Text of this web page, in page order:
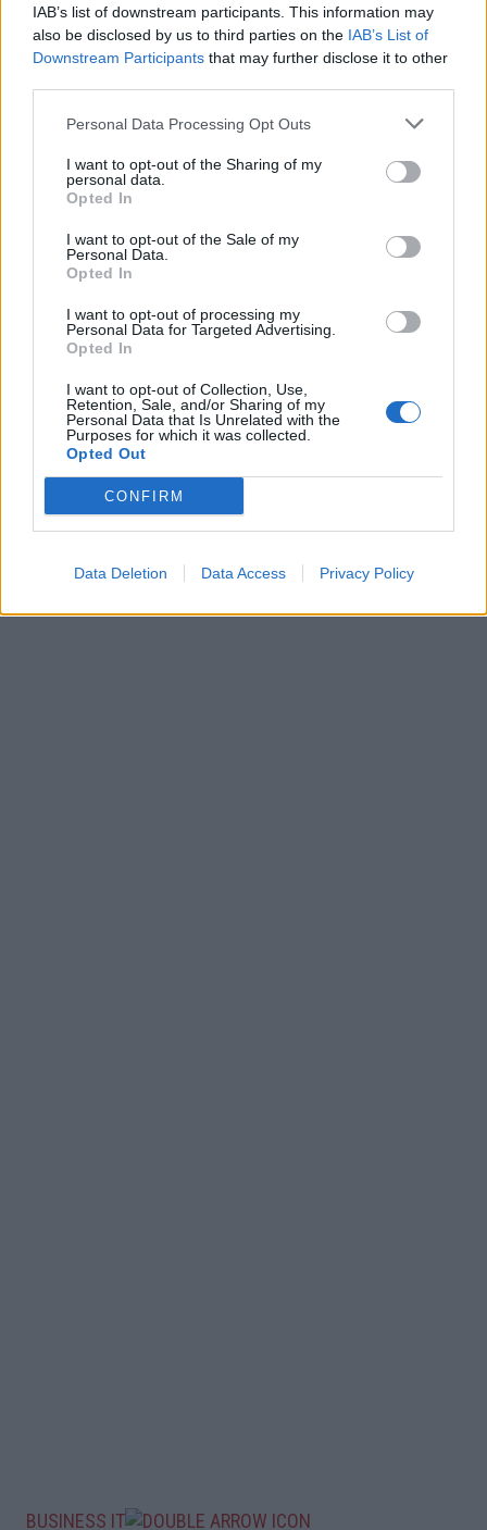
IAB’s list of downstream participants. This information may
also be disclosed by us to third parties on the IAB’s List of
Downstream Participants that may further disclose it to other
Personal Data Processing Opt Outs
I want to opt-out of the Sharing of my
personal data.
Opted In
I want to opt-out of the Sale of my
Personal Data.
Opted In
I want to opt-out of processing my
Personal Data for Targeted Advertising.
Opted In
I want to opt-out of Collection, Use,
Retention, Sale, and/or Sharing of my
Personal Data that Is Unrelated with the
Purposes for which it was collected.
Opted Out
CONFIRM
Data Deletion Data Access Privacy Policy
BUSINESS IT